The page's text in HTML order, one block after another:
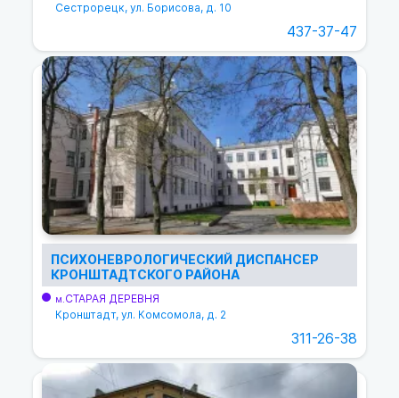
Сестрорецк, ул. Борисова, д. 10
437-37-47
ПСИХОНЕВРОЛОГИЧЕСКИЙ ДИСПАНСЕР
КРОНШТАДТСКОГО РАЙОНА
м.СТАРАЯ ДЕРЕВНЯ
Кронштадт, ул. Комсомола, д. 2
311-26-38